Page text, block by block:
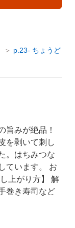
p.23- ちょうど
旨みが絶品！
を剥いて刺し
。はちみつな
ています。 お
上がり方】 解
巻き寿司など